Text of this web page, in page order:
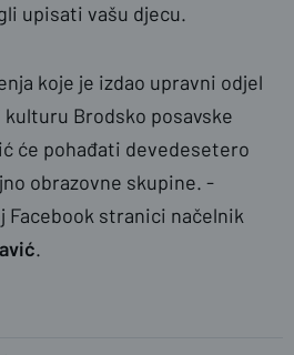
upisati vašu djecu.
koje je izdao upravni odjel
Brodsko posavske
će pohađati devedesetero
obrazovne skupine. -
Facebook stranici načelnik
.